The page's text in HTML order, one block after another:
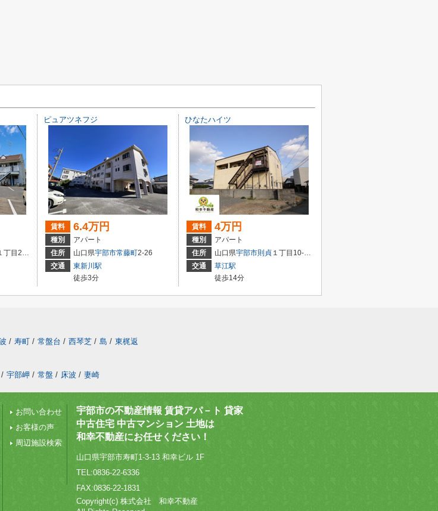
丁目2-32
ピュアツネフジ
賃料 6.4万円
種別
アパート
住所
山口県宇部市常藤町2-26
交通
東新川駅
徒歩3分
ひなたハイツ
賃料 4万円
種別
アパート
住所
山口県宇部市則貞 １丁目10-5-1
交通
草江駅
徒歩14分
/ 寿町 / 常盤台 / 西琴芝 / 島 / 東梶返
/ 宇部岬 / 常盤 / 床波 / 妻崎
お問い合わせ
お客様の声
周辺施設検索
宇部市の不動産情報 賃貸アパ－ト 貸家
中古住宅 中古マンション 土地は
和幸不動産にお任せください！
山口県宇部市寿町1-3-13 和幸ビル 1F
TEL:0836-22-6336
FAX:0836-22-1831
Copyright(c) 株式会社 和幸不動産